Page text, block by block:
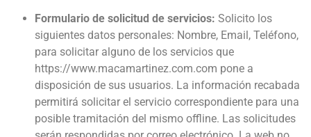
Formulario de solicitud de servicios: Solicito los
siguientes datos personales: Nombre, Email, Teléfono,
para solicitar alguno de los servicios que
https://www.macamartinez.com.com pone a
disposición de sus usuarios. La información recabada
permitirá solicitar el servicio correspondiente para una
posible tramitación del mismo offline. Las solicitudes